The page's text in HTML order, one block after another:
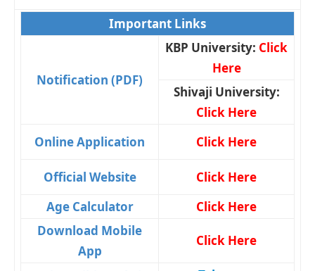
Important Links
Notification (PDF)
KBP University: Click
Here
Shivaji University:
Click Here
Online Application
Click Here
Official Website
Click Here
Age Calculator
Click Here
Download Mobile
App
Click Here